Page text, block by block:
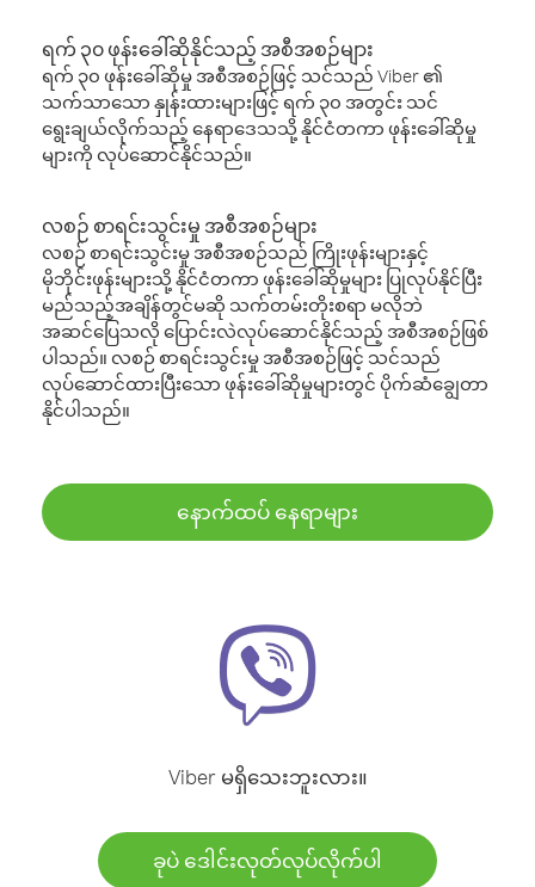
ရက် ၃၀ ဖုန်းခေါ်ဆိုနိုင်သည့် အစီအစဉ်များ
ရက် ၃၀ ဖုန်းခေါ်ဆိုမှု အစီအစဉ်ဖြင့် သင်သည် Viber ၏
သက်သာသော နှုန်းထားများဖြင့် ရက် ၃၀ အတွင်း သင်
ရွေးချယ်လိုက်သည့် နေရာဒေသသို့ နိုင်ငံတကာ ဖုန်းခေါ်ဆိုမှု
များကို လုပ်ဆောင်နိုင်သည်။
လစဉ် စာရင်းသွင်းမှု အစီအစဉ်များ
လစဉ် စာရင်းသွင်းမှု အစီအစဉ်သည် ကြိုးဖုန်းများနှင့်
မိုဘိုင်းဖုန်းများသို့ နိုင်ငံတကာ ဖုန်းခေါ်ဆိုမှုများ ပြုလုပ်နိုင်ပြီး
မည်သည့်အချိန်တွင်မဆို သက်တမ်းတိုးစရာ မလိုဘဲ
အဆင်ပြေသလို ပြောင်းလဲလုပ်ဆောင်နိုင်သည့် အစီအစဉ်ဖြစ်
ပါသည်။ လစဉ် စာရင်းသွင်းမှု အစီအစဉ်ဖြင့် သင်သည်
လုပ်ဆောင်ထားပြီးသော ဖုန်းခေါ်ဆိုမှုများတွင် ပိုက်ဆံချွေတာ
နိုင်ပါသည်။
နောက်ထပ် နေရာများ
Viber မရှိသေးဘူးလား။
ခုပဲ ဒေါင်းလုတ်လုပ်လိုက်ပါ